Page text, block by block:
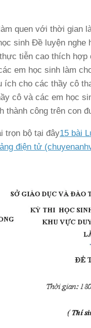
quen với thời gian
sinh Đề luyện nghe
tiễn cao thích hợp
em học sinh làm
cho các thầy cô
cô và các em học
thành công trên con
trọn bộ tại đây15 bài
điện tử